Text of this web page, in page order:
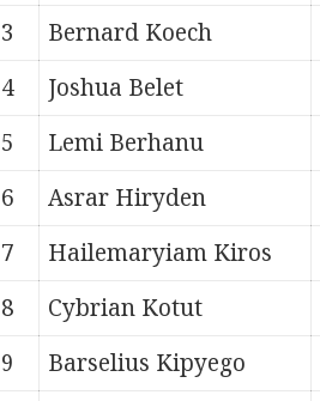
3
Bernard Koech
4
Joshua Belet
5
Lemi Berhanu
6
Asrar Hiryden
7
Hailemaryiam Kiros
8
Cybrian Kotut
9
Barselius Kipyego